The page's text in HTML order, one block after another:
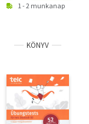
1 - 2 munkanap
KÖNYV